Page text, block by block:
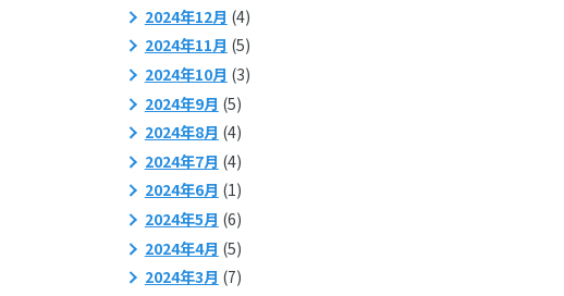
2024年12月 (4)
2024年11月 (5)
2024年10月 (3)
2024年9月 (5)
2024年8月 (4)
2024年7月 (4)
2024年6月 (1)
2024年5月 (6)
2024年4月 (5)
2024年3月 (7)